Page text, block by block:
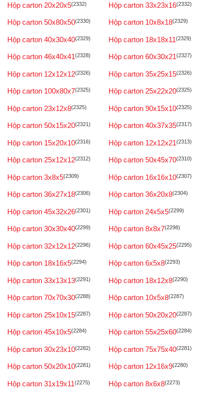
Hộp carton 20x20x5(2332) Hộp carton 33x23x16(2332)
Hộp carton 50x80x50(2330) Hộp carton 10x8x18(2329)
Hộp carton 40x30x40(2329) Hộp carton 18x18x11(2329)
Hộp carton 46x40x41(2328) Hộp carton 60x30x21(2327)
Hộp carton 12x12x12(2326) Hộp carton 35x25x15(2326)
Hộp carton 100x80x7(2325) Hộp carton 25x22x20(2325)
Hộp carton 23x12x8(2325) Hộp carton 90x15x10(2325)
Hộp carton 50x15x20(2321) Hộp carton 40x37x35(2317)
Hộp carton 15x20x10(2316) Hộp carton 12x12x21(2313)
Hộp carton 25x12x12(2312) Hộp carton 50x45x70(2310)
Hộp carton 3x8x5(2309) Hộp carton 16x16x10(2307)
Hộp carton 36x27x18(2306) Hộp carton 36x20x8(2304)
Hộp carton 45x32x26(2301) Hộp carton 24x5x5(2299)
Hộp carton 30x30x40(2299) Hộp carton 8x8x7(2298)
Hộp carton 32x12x12(2296) Hộp carton 60x45x25(2295)
Hộp carton 18x16x5(2294) Hộp carton 6x5x8(2293)
Hộp carton 33x13x13(2291) Hộp carton 18x12x8(2290)
Hộp carton 70x70x30(2288) Hộp carton 10x5x8(2287)
Hộp carton 25x10x15(2287) Hộp carton 50x20x20(2287)
Hộp carton 45x10x5(2284) Hộp carton 55x25x60(2284)
Hộp carton 30x23x10(2282) Hộp carton 75x75x40(2281)
Hộp carton 50x20x10(2281) Hộp carton 12x16x9(2280)
Hộp carton 31x19x11(2275) Hộp carton 8x6x8(2273)